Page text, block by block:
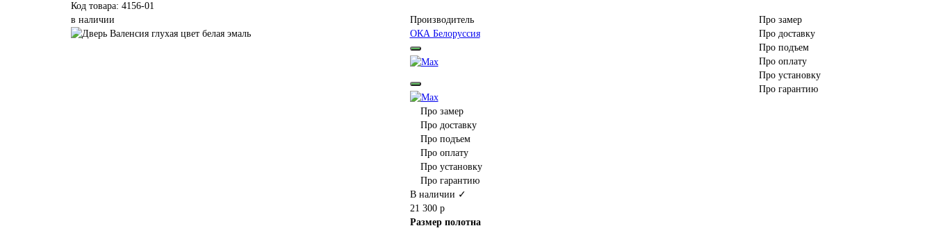
Код товара: 4156-01
в наличии
Производитель
ОКА Белоруссия
Про замер
Про доставку
Про подъем
Про оплату
Про установку
Про гарантию
В наличии ✓
21 300 р
Размер полотна
Про замер
Про доставку
Про подъем
Про оплату
Про установку
Про гарантию